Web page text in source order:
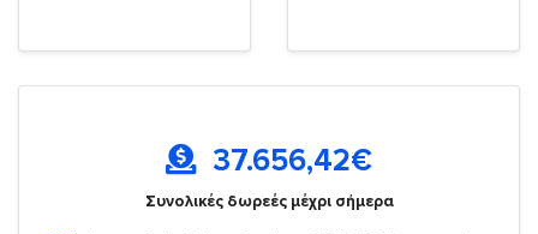
37.656,42€
Συνολικές δωρεές μέχρι σήμερα